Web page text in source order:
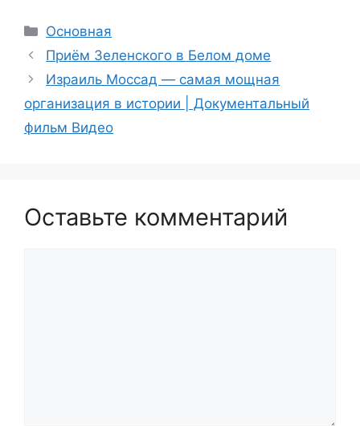
Рубрики
Основная
Приём Зеленского в Белом доме
Израиль Моссад — самая мощная
организация в истории | Документальный
фильм Видео
Оставьте комментарий